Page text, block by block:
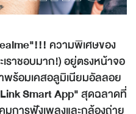
ความพิเศษของ
ราชอบมาก!) อยู่ตรงหน้าจอ
ร้อมเคสอลูมิเนียมอัลลอย
Smart App"สุดฉลาดที่